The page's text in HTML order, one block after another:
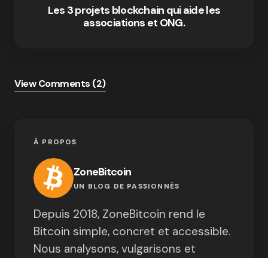
Les 3 projets blockchain qui aide les
associations et ONG.
View Comments (2)
À PROPOS
ZoneBitcoin
UN BLOG DE PASSIONNÉS
Depuis 2018, ZoneBitcoin rend le
Bitcoin simple, concret et accessible.
Nous analysons, vulgarisons et